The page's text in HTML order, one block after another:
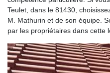
Teulet, dans le 81430,
M. Mathurin et de son équipe.
par les propriétaires dans cette